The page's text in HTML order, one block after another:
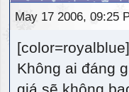
May 17 2006,
Không ai đáng